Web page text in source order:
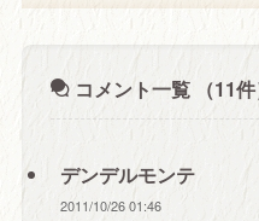
コメント一覧 （11件
デンデルモンテ
2011/10/26 01:46